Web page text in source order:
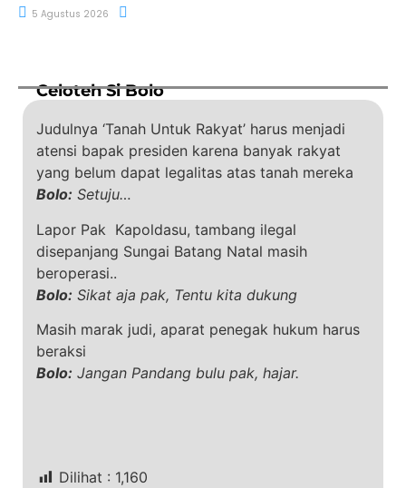
5 Agustus 2026
Celoteh Si Bolo
Judulnya ‘Tanah Untuk Rakyat’ harus menjadi
atensi bapak presiden karena banyak rakyat
yang belum dapat legalitas atas tanah mereka
Bolo: Setuju…
Lapor Pak Kapoldasu, tambang ilegal
disepanjang Sungai Batang Natal masih
beroperasi..
Bolo: Sikat aja pak, Tentu kita dukung
Masih marak judi, aparat penegak hukum harus
beraksi
Bolo: Jangan Pandang bulu pak, hajar.
Dilihat : 1,160